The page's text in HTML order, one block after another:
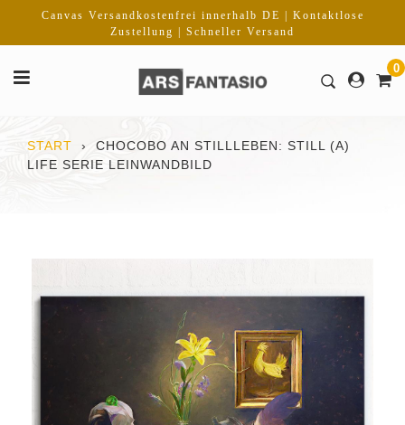
Inhalt
Canvas Versandkostenfrei innerhalb DE | Kontaktlose
Zustellung | Schneller Versand
0
START ›
CHOCOBO AN STILLLEBEN: STILL (A)
LIFE SERIE LEINWANDBILD